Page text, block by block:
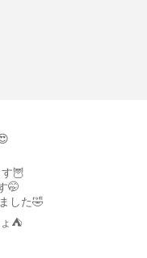
🦉
🤭
した🤣
⛺️